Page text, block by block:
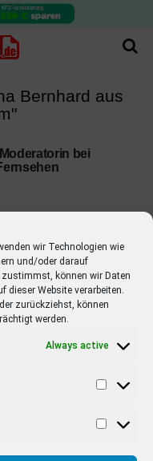
wir Technologien wie
und/oder darauf
können wir Daten
dieser Website verarbeiten.
zurückziehst, können
werden.
Always active
Bernhard aus
bei
Moderatorin